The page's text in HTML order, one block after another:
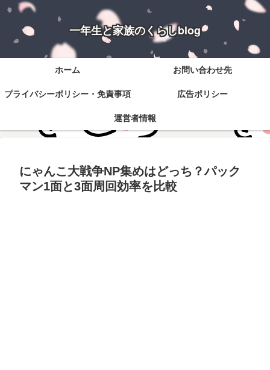
一年生と家族のくらしblog
ホーム お問い合わせ先
プライバシーポリシー・免責事項 広告ポリシー
運営者情報
にゃんこ大戦争NP集めはどっち？パック
マン1面と3面周回効率を比較